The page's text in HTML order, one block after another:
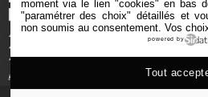
moment via le lien "cookies" en bas
"paramétrer des choix" détaillés et
non soumis au consentement. Vos
powered by
Tout